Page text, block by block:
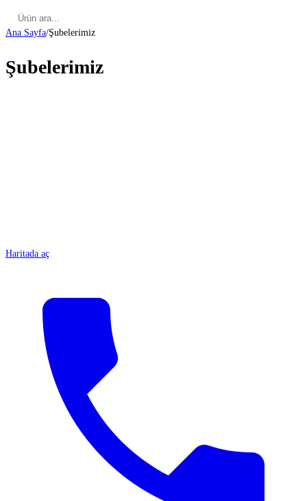
Ana Sayfa/Şubelerimiz
Şubelerimiz
Haritada aç